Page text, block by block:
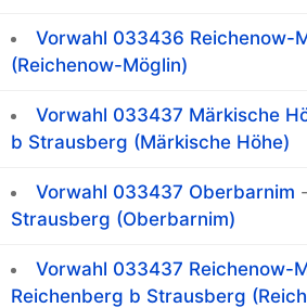
Vorwahl 033436 Reichenow-
(Reichenow-Möglin)
Vorwahl 033437 Märkische
b Strausberg (Märkische Höhe)
Vorwahl 033437 Oberbarnim -
Strausberg (Oberbarnim)
Vorwahl 033437 Reichenow-
Reichenberg b Strausberg